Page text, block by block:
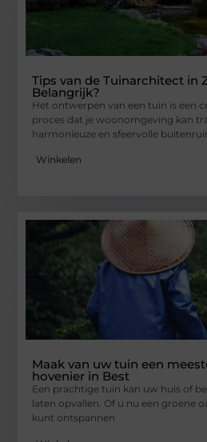
Tips van de Tuinarchitect in
Belangrijk?
Het ontwerpen van een tuin is een
proces dat je woonomgeving kan
harmonieuze en sfeervolle
Winkelen
Maak van uw tuin een
hovenier in Best
Een prachtige tuin kan uw huis of
laten opvallen. Of u nu een groene
kunt ontspannen